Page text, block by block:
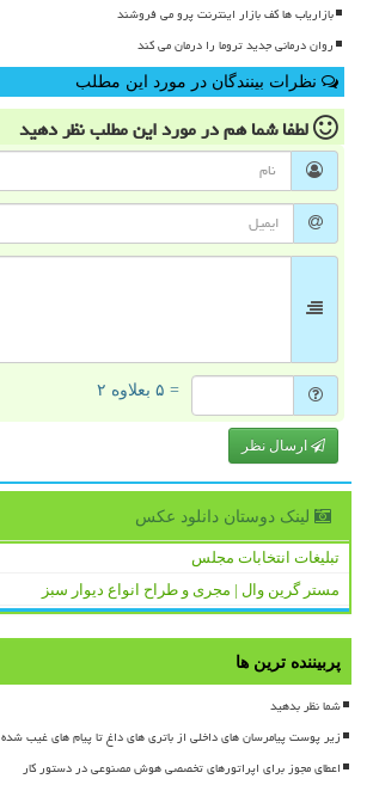
بازاریاب ها کف بازار اینترنت پرو می فروشند
روان درمانی جدید تروما را درمان می کند
نظرات بینندگان در مورد این مطلب
لطفا شما همدر مورد این مطلبنظر دهید
= ۵ بعلاوه ۲
ارسال نظر
لینک دوستان دانلود عكس
تبلیغات انتخابات مجلس
مستر گرین وال | مجری و طراح انواع دیوار سبز
پربیننده ترین ها
شما نظر بدهید
زیر پوست پیامرسان های داخلی از باتری های داغ تا پیام های غیب شده
اعطای مجوز برای اپراتورهای تخصصی هوش مصنوعی در دستور کار